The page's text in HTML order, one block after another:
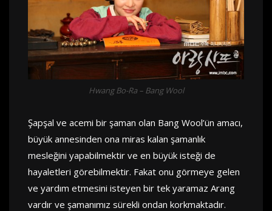
Hwang Bo-Ra – Bang Wool
Şapşal ve acemi bir şaman olan Bang Wool’ün amacı,
büyük annesinden ona miras kalan şamanlık
mesleğini yapabilmektir ve en büyük isteği de
hayaletleri görebilmektir. Fakat onu görmeye gelen
ve yardım etmesini isteyen bir tek yaramaz Arang
vardır ve şamanımız sürekli ondan korkmaktadır.